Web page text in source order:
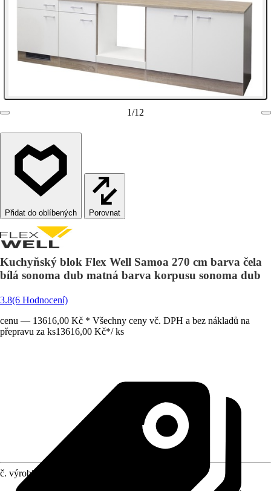
1/12
Porovnat
Kuchyňský blok Flex Well Samoa 270 cm barva čela
bílá sonoma dub matná barva korpusu sonoma dub
3.8(6 Hodnocení)
cenu — 13616,00 Kč * Všechny ceny vč. DPH a bez nákladů na
přepravu za ks13616,00 Kč*/ ks
č. výrobku